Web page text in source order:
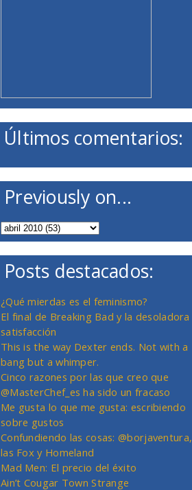
Últimos comentarios:
Previously on...
Posts destacados:
¿Qué mierdas es el feminismo?
El final de Breaking Bad y la desoladora
satisfacción
This is the way Dexter ends. Not with a
bang but a whimper.
Cinco razones por las que creo que
@MasterChef_es ha sido un fracaso
Me gusta lo que me gusta: escribiendo
sobre gustos
Confundiendo las cosas: @borjaventura,
las Fox y Homeland
Mad Men: El precio del éxito
Ain’t Cougar Town Strange